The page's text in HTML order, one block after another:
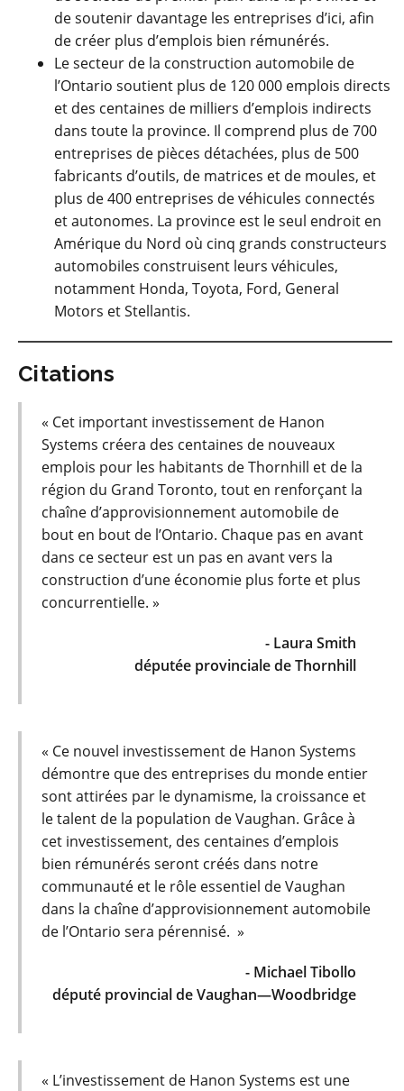
de soutenir davantage les entreprises d’ici, afin
de créer plus d’emplois bien rémunérés.
Le secteur de la construction automobile de
l’Ontario soutient plus de 120 000 emplois directs
et des centaines de milliers d’emplois indirects
dans toute la province. Il comprend plus de 700
entreprises de pièces détachées, plus de 500
fabricants d’outils, de matrices et de moules, et
plus de 400 entreprises de véhicules connectés
et autonomes. La province est le seul endroit en
Amérique du Nord où cinq grands constructeurs
automobiles construisent leurs véhicules,
notamment Honda, Toyota, Ford, General
Motors et Stellantis.
Citations
« Cet important investissement de Hanon
Systems créera des centaines de nouveaux
emplois pour les habitants de Thornhill et de la
région du Grand Toronto, tout en renforçant la
chaîne d’approvisionnement automobile de
bout en bout de l’Ontario. Chaque pas en avant
dans ce secteur est un pas en avant vers la
construction d’une économie plus forte et plus
concurrentielle. »
- Laura Smith
députée provinciale de Thornhill
« Ce nouvel investissement de Hanon Systems
démontre que des entreprises du monde entier
sont attirées par le dynamisme, la croissance et
le talent de la population de Vaughan. Grâce à
cet investissement, des centaines d’emplois
bien rémunérés seront créés dans notre
communauté et le rôle essentiel de Vaughan
dans la chaîne d’approvisionnement automobile
de l’Ontario sera pérennisé. »
- Michael Tibollo
député provincial de Vaughan—Woodbridge
« L’investissement de Hanon Systems est une